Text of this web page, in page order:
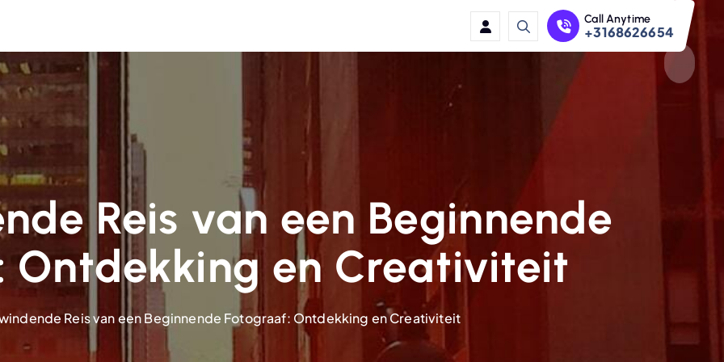
Call Anytime
+3168626654
Reis van een Beginnende
Ontdekking en Creativiteit
Reis van een Beginnende Fotograaf: Ontdekking en Creativiteit